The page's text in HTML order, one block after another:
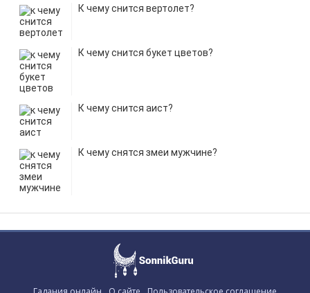
К чему снится вертолет?
К чему снится букет цветов?
К чему снится аист?
К чему снятся змеи мужчине?